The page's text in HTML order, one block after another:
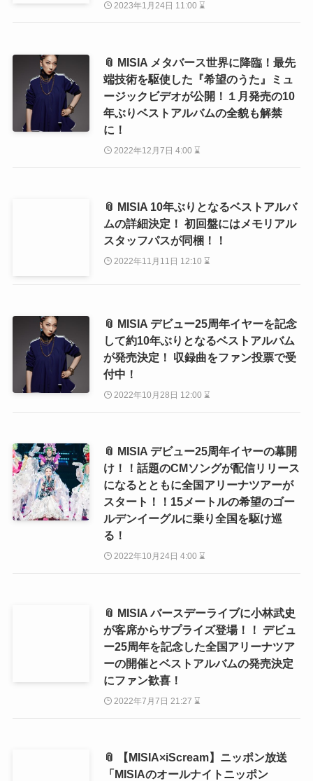
2023年1月24日 11:00 ⌛
📎 MISIA メタバース世界に降臨！最先
端技術を駆使した『希望のうた』ミュ
ージックビデオが公開！１月発売の10
年ぶりベストアルバムの全貌も解禁
に！
2022年12月7日 4:00 ⌛
📎 MISIA 10年ぶりとなるベストアルバ
ムの詳細決定！ 初回盤にはメモリアル
スタッフパスが同梱！！
2022年11月11日 12:10 ⌛
📎 MISIA デビュー25周年イヤーを記念
して約10年ぶりとなるベストアルバム
が発売決定！ 収録曲をファン投票で受
付中！
2022年10月28日 12:00 ⌛
📎 MISIA デビュー25周年イヤーの幕開
け！！話題のCMソングが配信リリース
になるとともに全国アリーナツアーが
スタート！！15メートルの希望のゴー
ルデンイーグルに乗り全国を駆け巡
る！
2022年10月24日 4:00 ⌛
📎 MISIA バースデーライブに小林武史
が客席からサプライズ登場！！ デビュ
ー25周年を記念した全国アリーナツア
ーの開催とベストアルバムの発売決定
にファン歓喜！
2022年7月7日 21:27 ⌛
📎 【MISIA×iScream】ニッポン放送
「MISIAのオールナイトニッポン